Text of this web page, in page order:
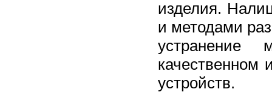
изделия.
и методами
устранение
качественном
устройств.